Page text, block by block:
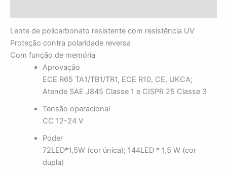
Lente de policarbonato resistente com resistência UV
Proteção contra polaridade reversa
Com função de memória
Aprovação
ECE R65 TA1/TB1/TR1, ECE R10, CE, UKCA;
Atende SAE J845 Classe 1 e CISPR 25 Classe 3
Tensão operacional
CC 12-24 V
Poder
72LED*1,5W (cor única); 144LED * 1,5 W (cor
dupla)